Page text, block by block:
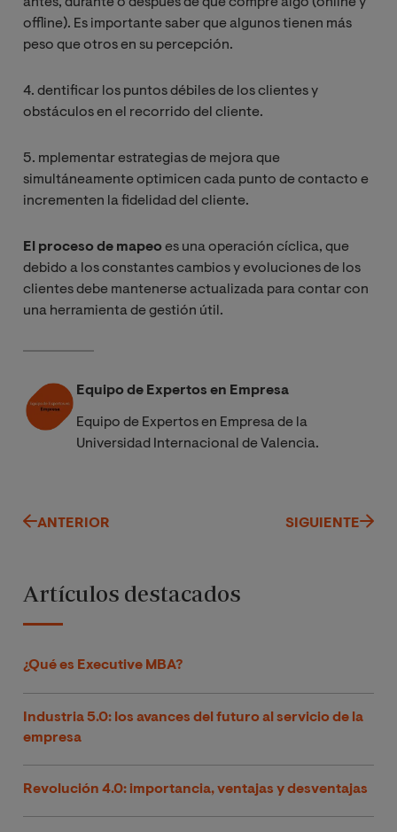
antes, durante o después de que compre algo (online y
offline). Es importante saber que algunos tienen más
peso que otros en su percepción.
4. dentificar los puntos débiles de los clientes y
obstáculos en el recorrido del cliente.
5. mplementar estrategias de mejora que
simultáneamente optimicen cada punto de contacto e
incrementen la fidelidad del cliente.
El proceso de mapeoes una operación cíclica, que
debido a los constantes cambios y evoluciones de los
clientes debe mantenerse actualizada para contar con
una herramienta de gestión útil.
Equipo de Expertos en Empresa
Equipo de Expertos en Empresa de la
Universidad Internacional de Valencia.
ANTERIOR SIGUIENTE
Artículos destacados
¿Qué es Executive MBA?
Industria 5.0: los avances del futuro al servicio de la
empresa
Revolución 4.0: importancia, ventajas y desventajas